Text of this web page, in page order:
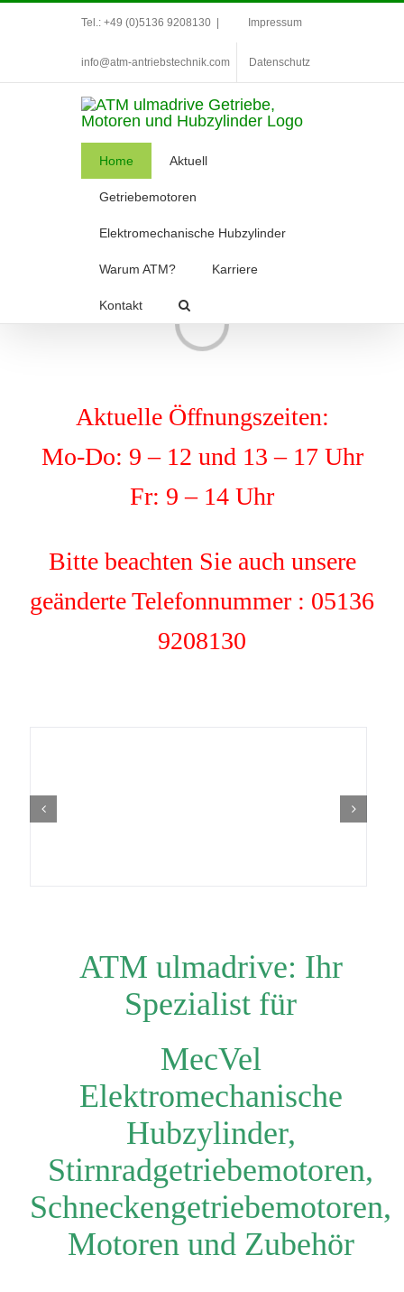
Tel.: +49 (0)5136 9208130
info@atm-antriebstechnik.com
Impressum
Datenschutz
Home Aktuell
Getriebemotoren
Elektromechanische Hubzylinder
Warum ATM? Karriere
Kontakt Loading...
Aktuelle Öffnungszeiten:
Mo-Do: 9 – 12 und 13 – 17 Uhr
Fr: 9 – 14 Uhr
Bitte beachten Sie auch unsere
geänderte Telefonnummer : 05136
9208130
ATM ulmadrive: Ihr
Spezialist für
MecVel
Elektromechanische
Hubzylinder,
Stirnradgetriebemotoren,
Schneckengetriebemotoren,
Motoren und Zubehör